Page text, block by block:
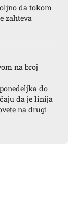
da tokom
zahteva
na broj
do
da je linija
na drugi